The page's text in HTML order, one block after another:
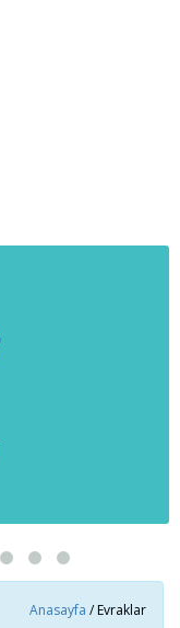
Anasayfa / Evraklar